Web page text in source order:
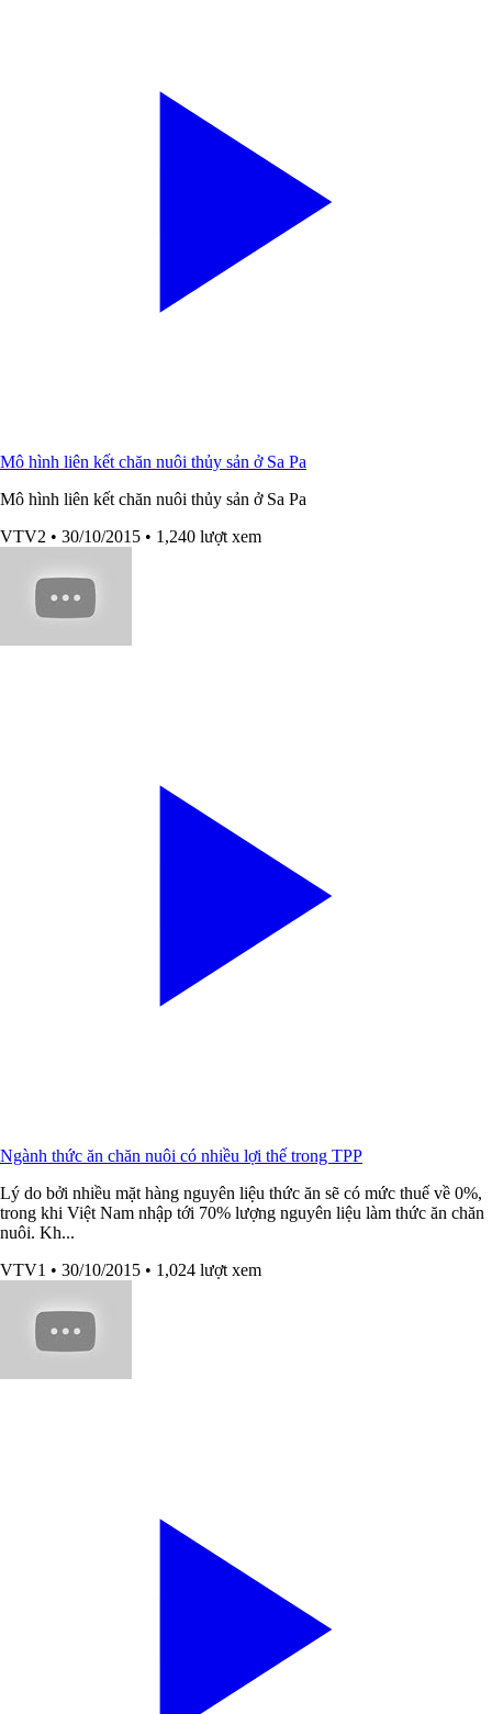
Mô hình liên kết chăn nuôi thủy sản ở Sa Pa
Mô hình liên kết chăn nuôi thủy sản ở Sa Pa
VTV2 • 30/10/2015 • 1,240 lượt xem
Ngành thức ăn chăn nuôi có nhiều lợi thế trong TPP
Lý do bởi nhiều mặt hàng nguyên liệu thức ăn sẽ có mức thuế về 0%,
trong khi Việt Nam nhập tới 70% lượng nguyên liệu làm thức ăn chăn
nuôi. Kh...
VTV1 • 30/10/2015 • 1,024 lượt xem